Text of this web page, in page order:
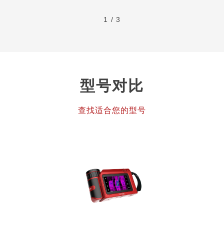
1 / 3
型号对比
查找适合您的型号